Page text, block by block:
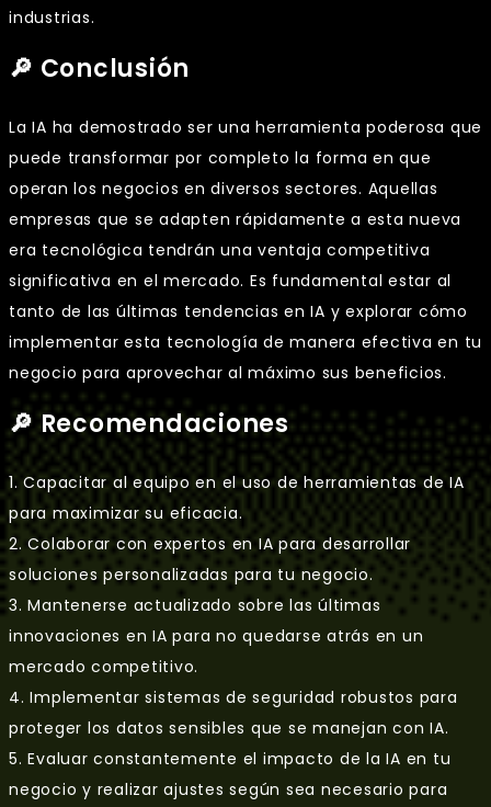
industrias.
🔎 Conclusión
La IA ha demostrado ser una herramienta poderosa que
puede transformar por completo la forma en que
operan los negocios en diversos sectores. Aquellas
empresas que se adapten rápidamente a esta nueva
era tecnológica tendrán una ventaja competitiva
significativa en el mercado. Es fundamental estar al
tanto de las últimas tendencias en IA y explorar cómo
implementar esta tecnología de manera efectiva en tu
negocio para aprovechar al máximo sus beneficios.
🔎 Recomendaciones
1. Capacitar al equipo en el uso de herramientas de IA
para maximizar su eficacia.
2. Colaborar con expertos en IA para desarrollar
soluciones personalizadas para tu negocio.
3. Mantenerse actualizado sobre las últimas
innovaciones en IA para no quedarse atrás en un
mercado competitivo.
4. Implementar sistemas de seguridad robustos para
proteger los datos sensibles que se manejan con IA.
5. Evaluar constantemente el impacto de la IA en tu
negocio y realizar ajustes según sea necesario para